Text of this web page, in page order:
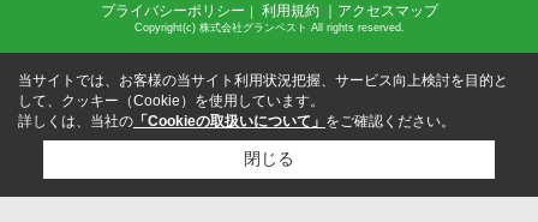
プライバシーポリシー ｜ 利用規約 ｜アクセスマップ
Copyright(c) 株式会社グランベスト All rights reserved.
当サイトでは、お客様の当サイト利用状況把握、サービス向上検討を目的と
して、クッキー（Cookie）を使用しています。
詳しくは、当社の 「Cookieの取扱いについて」 をご確認ください。
閉じる